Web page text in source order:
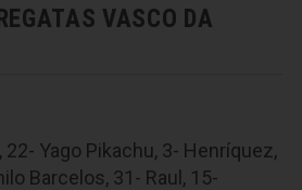
VASCO DA
22- Yago Pikachu, 3- Henríquez,
Barcelos, 31- Raul, 15-